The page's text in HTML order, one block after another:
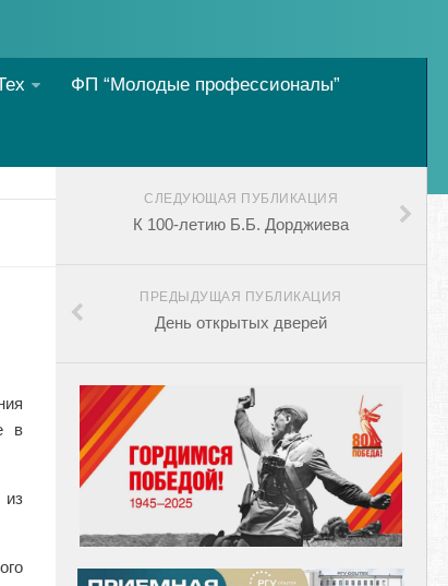
ФП “Молодые профессионалы”
в
из
СЛЕДУЮЩАЯ ПУБЛИКАЦИЯ
К 100-летию Б.Б. Дорджиева
ПРЕДЫДУЩАЯ ПУБЛИКАЦИЯ
День открытых дверей